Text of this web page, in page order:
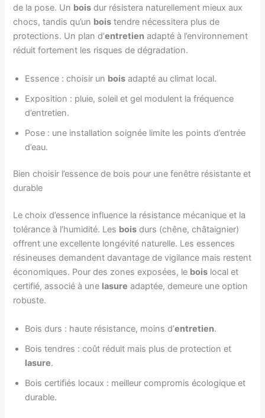
de la pose. Un bois dur résistera naturellement mieux aux
chocs, tandis qu’un bois tendre nécessitera plus de
protections. Un plan d’entretien adapté à l’environnement
réduit fortement les risques de dégradation.
Essence : choisir un bois adapté au climat local.
Exposition : pluie, soleil et gel modulent la fréquence
d’entretien.
Pose : une installation soignée limite les points d’entrée
d’eau.
Bien choisir l’essence de bois pour une fenêtre résistante et
durable
Le choix d’essence influence la résistance mécanique et la
tolérance à l’humidité. Les bois durs (chêne, châtaignier)
offrent une excellente longévité naturelle. Les essences
résineuses demandent davantage de vigilance mais restent
économiques. Pour des zones exposées, le bois local et
certifié, associé à une lasure adaptée, demeure une option
robuste.
Bois durs : haute résistance, moins d’entretien.
Bois tendres : coût réduit mais plus de protection et
lasure.
Bois certifiés locaux : meilleur compromis écologique et
durable.